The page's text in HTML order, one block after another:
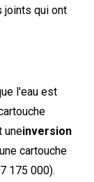
joints qui ont
l'eau est
uneinversion
cartouche
175 000).